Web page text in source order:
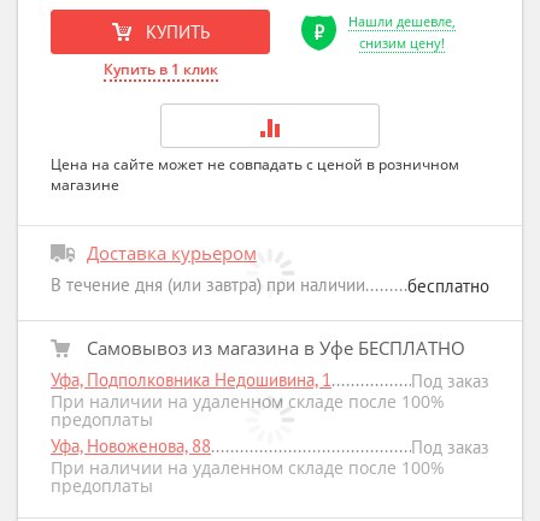
КУПИТЬ
Купить в 1 клик
Нашли дешевле,
снизим цену!
Цена на сайте может не совпадать с ценой в розничном
магазине
Доставка курьером
В течение дня (или завтра) при наличии бесплатно
Самовывоз из магазина в Уфе БЕСПЛАТНО
Уфа, Подполковника Недошивина, 1
Под заказ
При наличии на удаленном складе после 100%
предоплаты
Уфа, Новоженова, 88
Под заказ
При наличии на удаленном складе после 100%
предоплаты